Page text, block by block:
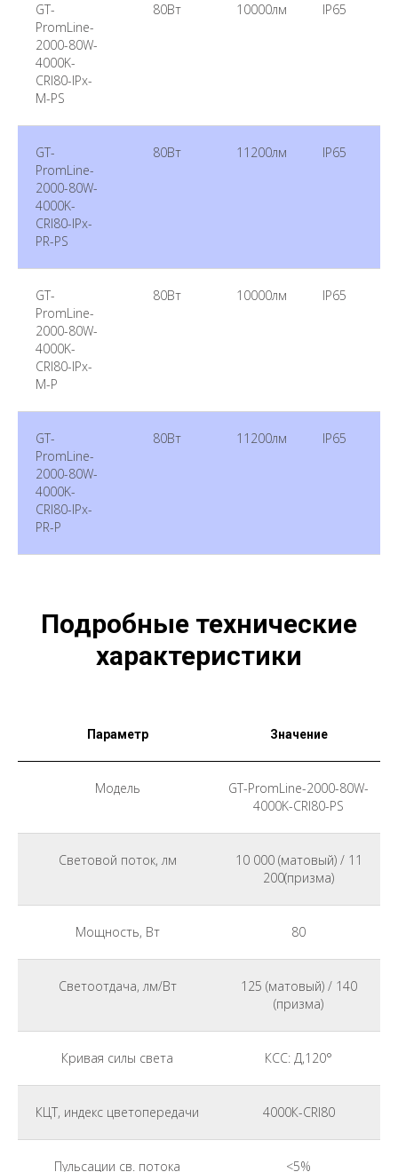
GT-
PromLine-
2000-80W-
4000K-
CRI80-IPх-
M-PS
80Вт 10000лм IP65
GT-
PromLine-
2000-80W-
4000K-
CRI80-IPх-
PR-PS
80Вт 11200лм IP65
GT-
PromLine-
2000-80W-
4000K-
CRI80-IPх-
M-P
80Вт 10000лм IP65
GT-
PromLine-
2000-80W-
4000K-
CRI80-IPх-
PR-P
80Вт 11200лм IP65
Подробные технические
характеристики
Параметр Значение
Модель
GT-PromLine-2000-80W-
4000K-CRI80-PS
Световой поток, лм
10 000 (матовый) / 11
200(призма)
Мощность, Вт 80
Светоотдача, лм/Вт
125 (матовый) / 140
(призма)
Кривая силы света КСС: Д,120°
КЦТ, индекс цветопередачи 4000К-CRI80
Пульсации св. потока <5%